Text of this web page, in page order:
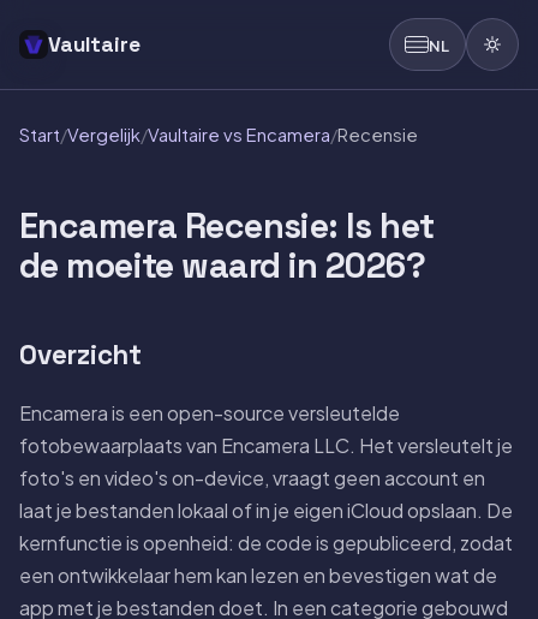
Vaultaire NL
Start/Vergelijk/Vaultaire vs Encamera/Recensie
Encamera Recensie: Is het
de moeite waard in 2026?
Overzicht
Encamera is een open-source versleutelde
fotobewaarplaats van Encamera LLC. Het versleutelt je
foto's en video's on-device, vraagt geen account en
laat je bestanden lokaal of in je eigen iCloud opslaan. De
kernfunctie is openheid: de code is gepubliceerd, zodat
een ontwikkelaar hem kan lezen en bevestigen wat de
app met je bestanden doet. In een categorie gebouwd